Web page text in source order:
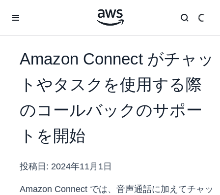
Amazon Connect がチャッ
トやタスクを使用する際
のコールバックのサポー
トを開始
投稿日: 2024年11月1日
Amazon Connect では、音声通話に加えてチャッ